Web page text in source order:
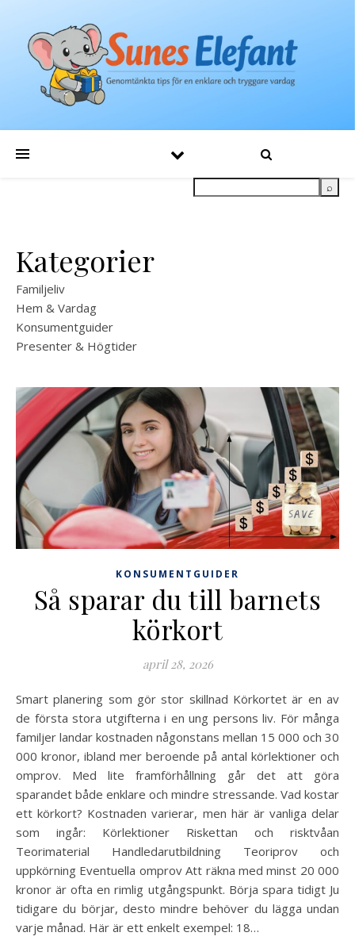
Kategorier
Familjeliv
Hem & Vardag
Konsumentguider
Presenter & Högtider
KONSUMENTGUIDER
Så sparar du till barnets
körkort
april 28, 2026
Smart planering som gör stor skillnad Körkortet är en av
de första stora utgifterna i en ung persons liv. För många
familjer landar kostnaden någonstans mellan 15 000 och 30
000 kronor, ibland mer beroende på antal körlektioner och
omprov. Med lite framförhållning går det att göra
sparandet både enklare och mindre stressande. Vad kostar
ett körkort? Kostnaden varierar, men här är vanliga delar
som ingår: Körlektioner Riskettan och risktvåan
Teorimaterial Handledarutbildning Teoriprov och
uppkörning Eventuella omprov Att räkna med minst 20 000
kronor är ofta en rimlig utgångspunkt. Börja spara tidigt Ju
tidigare du börjar, desto mindre behöver du lägga undan
varje månad. Här är ett enkelt exempel: 18…